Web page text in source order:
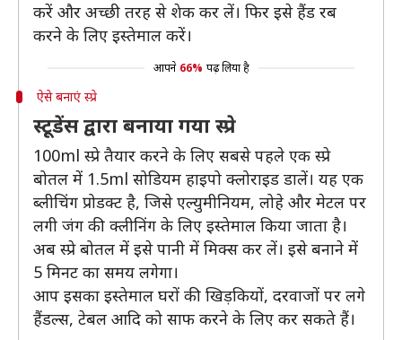
करें और अच्‍छी तरह से शेक कर लें। फिर इसे हैंड रब
करने के लिए इस्तेमाल करें।
आपने 66% पढ़ लिया है
ऐसे बनाएं स्प्रे
स्टूडेंस द्वारा बनाया गया स्प्रे
100ml स्प्रे तैयार करने के लिए सबसे पहले एक स्प्रे
बोतल में 1.5ml सोडियम हाइपो क्लोराइड डालें। यह एक
ब्लीचिंग प्रोडक्ट है, जिसे एल्युमीनियम, लोहे और मेटल पर
लगी जंग की क्लीनिंग के लिए इस्तेमाल किया जाता है।
अब स्प्रे बोतल में इसे पानी में मिक्स कर लें। इसे बनाने में
5 मिनट का समय लगेगा।
आप इसका इस्तेमाल घरों की खिड़कियों, दरवाजों पर लगे
हैंडल्स, टेबल आदि को साफ करने के लिए कर सकते हैं।